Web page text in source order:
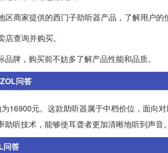
商家提供的西门子助听器产品，了解用户的
查询并购买。
牌，购买前不妨多了解产品性能和品质。
问答
16900元。这款助听器属于中档价位，面向
听技术，能够使耳聋者更加清晰地听到声音。
问答